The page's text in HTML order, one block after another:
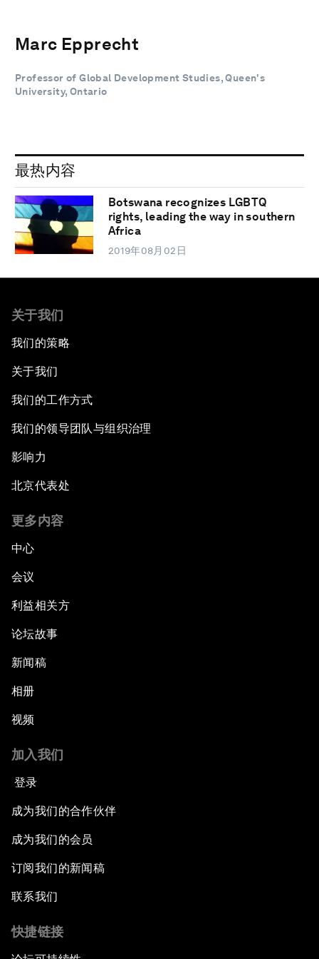
Marc Epprecht
Professor of Global Development Studies, Queen's
University, Ontario
最热内容
Botswana recognizes LGBTQ
rights, leading the way in southern
Africa
2019年08月02日
关于我们
我们的策略
关于我们
我们的工作方式
我们的领导团队与组织治理
影响力
北京代表处
更多内容
中心
会议
利益相关方
论坛故事
新闻稿
相册
视频
加入我们
登录
成为我们的合作伙伴
成为我们的会员
订阅我们的新闻稿
联系我们
快捷链接